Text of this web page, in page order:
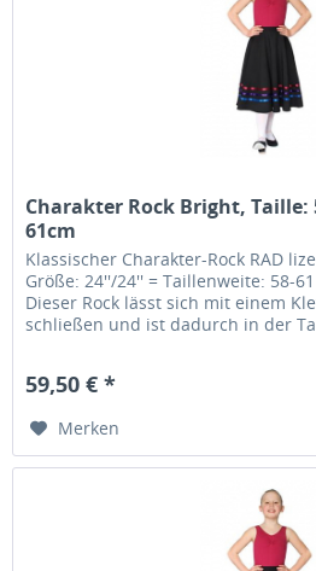
Charakter Rock Bright, Taille:
61cm
Klassischer Charakter-Rock RAD
Größe: 24''/24'' = Taillenweite: 58-
Dieser Rock lässt sich mit einem
schließen und ist dadurch in der
59,50 € *
Merken